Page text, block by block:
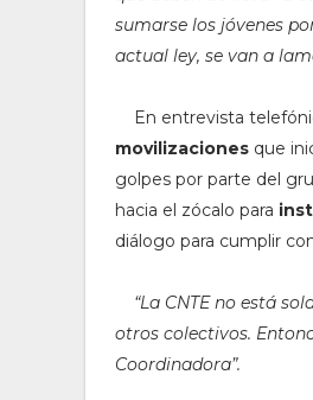
sumarse los jóvenes
actual ley, se van a
En entrevista
movilizaciones que
golpes por parte del
hacia el zócalo para
diálogo para cumplir
“La CNTE no está
otros colectivos.
Coordinadora”.